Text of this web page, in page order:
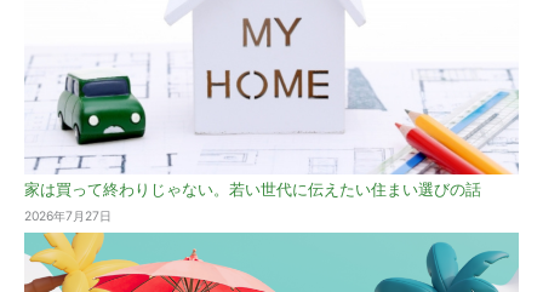
家は買って終わりじゃない。若い世代に伝えたい住まい選びの話
2026年7月27日